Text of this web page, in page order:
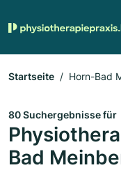
Startseite Horn-Bad
80 Suchergebnisse für
Bad